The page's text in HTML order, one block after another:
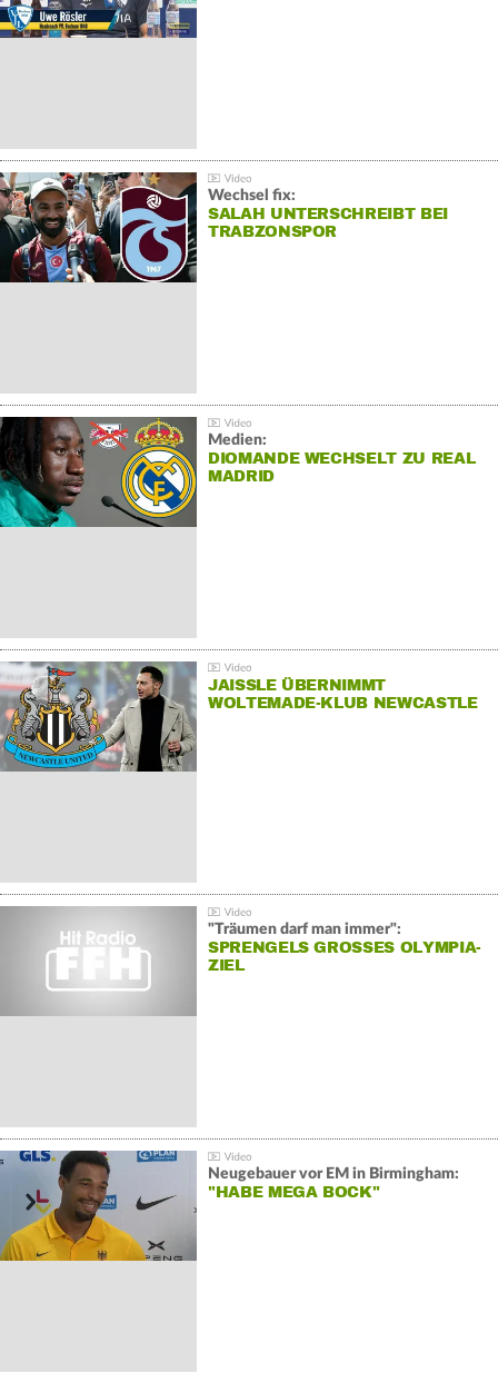
Wechsel fix:
SALAH UNTERSCHREIBT BEI
TRABZONSPOR
Medien:
DIOMANDE WECHSELT ZU REAL
MADRID
JAISSLE ÜBERNIMMT
WOLTEMADE-KLUB NEWCASTLE
"Träumen darf man immer":
SPRENGELS GROSSES OLYMPIA-Z
IEL
Neugebauer vor EM in Birmingham:
"HABE MEGA BOCK"